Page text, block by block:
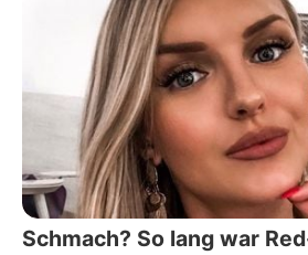
Schmach? So lang war